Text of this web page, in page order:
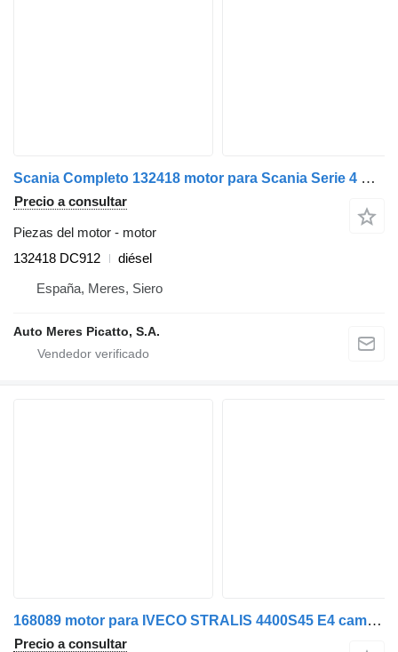
Scania Completo 132418 motor para Scania Serie 4 E2 cabeza tractora
Precio a consultar
Piezas del motor - motor
132418 DC912
diésel
España, Meres, Siero
Auto Meres Picatto, S.A.
168089 motor para IVECO STRALIS 4400S45 E4 camión
Precio a consultar